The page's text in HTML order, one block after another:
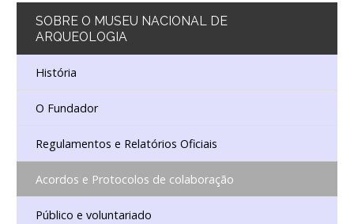
SOBRE O MUSEU NACIONAL DE
ARQUEOLOGIA
História
O Fundador
Regulamentos e Relatórios Oficiais
Acordos e Protocolos de colaboração
Público e voluntariado